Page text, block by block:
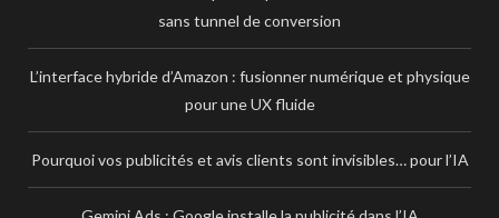
sans tunnel de conversion
L’interface hybride d’Amazon : fusionner numérique et physique
pour une UX fluide
Pourquoi vos publicités et avis clients sont invisibles… pour l’IA